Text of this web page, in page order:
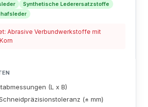
Synthetische Lederersatzstoffe
Abrasive Verbundwerkstoffe mit
(L x B)
(± mm)